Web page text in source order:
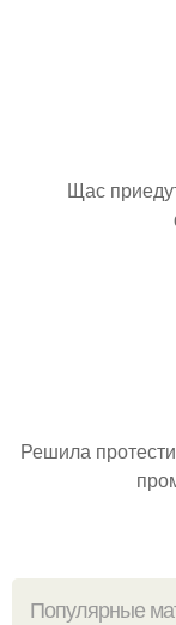
Щас
Решила
Популярные